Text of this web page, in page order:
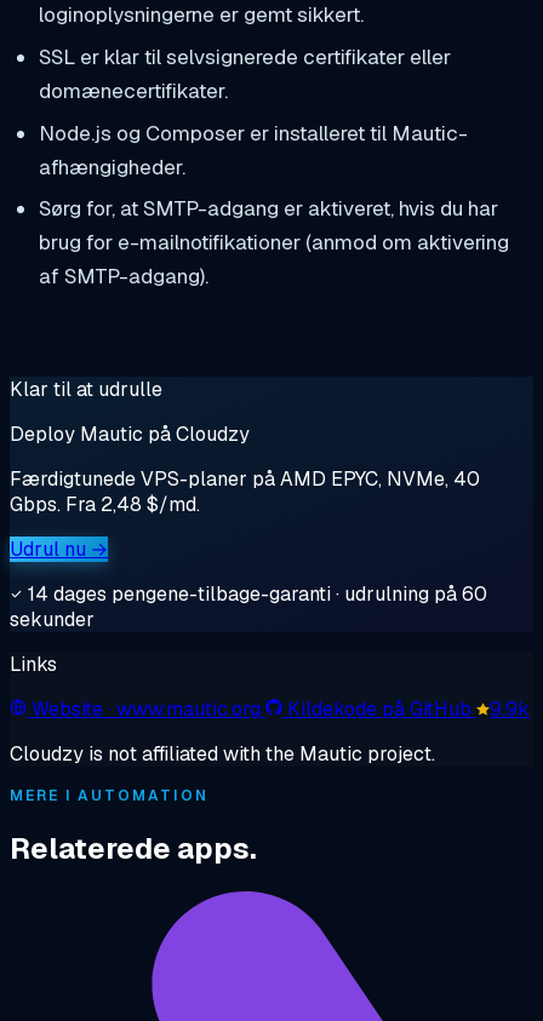
loginoplysningerne er gemt sikkert.
SSL er klar til selvsignerede certifikater eller
domænecertifikater.
Node.js og Composer er installeret til Mautic-
afhængigheder.
Sørg for, at SMTP-adgang er aktiveret, hvis du har
brug for e-mailnotifikationer (anmod om aktivering
af SMTP-adgang).
Klar til at udrulle
Deploy Mautic på Cloudzy
Færdigtunede VPS-planer på AMD EPYC, NVMe, 40
Gbps. Fra 2,48 $/md.
Udrul nu →
14 dages pengene-tilbage-garanti · udrulning på 60
sekunder
Links
Website· www.mautic.org Kildekode på GitHub
9.9k
Cloudzy is not affiliated with the Mautic project.
MERE I AUTOMATION
Relaterede apps.